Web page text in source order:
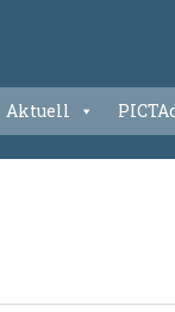
Aktuell